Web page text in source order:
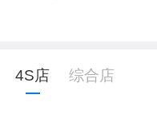
4S店 综合店